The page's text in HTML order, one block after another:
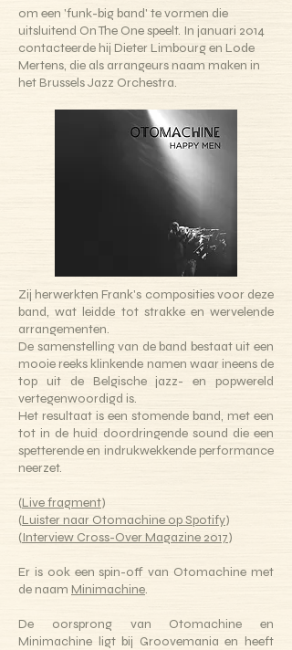
om een 'funk-big band' te vormen die
uitsluitend On The One speelt. In januari 2014
contacteerde hij Dieter Limbourg en Lode
Mertens, die als arrangeurs naam maken in
het Brussels Jazz Orchestra.
Zij herwerkten Frank's composities voor deze
band, wat leidde tot strakke en wervelende
arrangementen.
De samenstelling van de band bestaat uit een
mooie reeks klinkende namen waar ineens de
top uit de Belgische jazz- en popwereld
vertegenwoordigd is.
Het resultaat is een stomende band, met een
tot in de huid doordringende sound die een
spetterende en indrukwekkende performance
neerzet.
(Live fragment)
(Luister naar Otomachine op Spotify)
(Interview Cross-Over Magazine 2017)
Er is ook een spin-off van Otomachine met
de naam Minimachine.
De oorsprong van Otomachine en
Minimachine ligt bij Groovemania en heeft